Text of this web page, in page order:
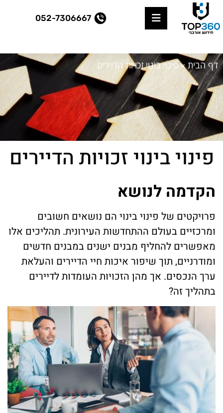
052-7306667
דף הבית»פינוי בינוי זכויות הדיירים
פינוי בינוי זכויות הדיירים
הקדמה לנושא
פרויקטים של פינוי בינוי הם נושאים חשובים
ומרכזיים בעולם ההתחדשות העירונית. תהליכים אלו
מאפשרים להחליף מבנים ישנים במבנים חדשים
ומודרניים, תוך שיפור איכות חיי הדיירים והעלאת
ערך הנכסים. אך מהן הזכויות העומדות לדיירים
בתהליך זה?